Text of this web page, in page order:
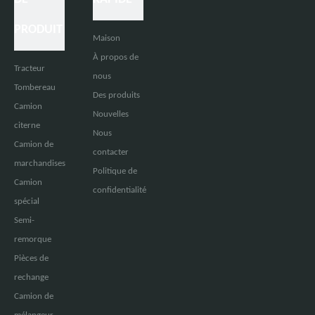
Tracteur
Tombereau
Camion
citerne
Camion de
marchandises
Camion
spécial
Semi-
remorque
Pièces de
rechange
Camion de
Maison
À propos de
nous
Des produits
Nouvelles
Nous
contacter
Politique de
confidentialité